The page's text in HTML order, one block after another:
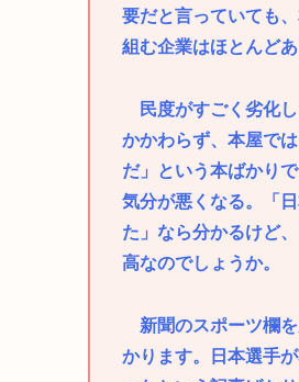
要だと言っていても
組む企業はほとんどあ
民度がすごく劣化し
かかわらず、本屋で
だ」という本ばかり
気分が悪くなる。「
た」なら分かるけど
高なのでしょうか。
新聞のスポーツ欄
かります。日本選手